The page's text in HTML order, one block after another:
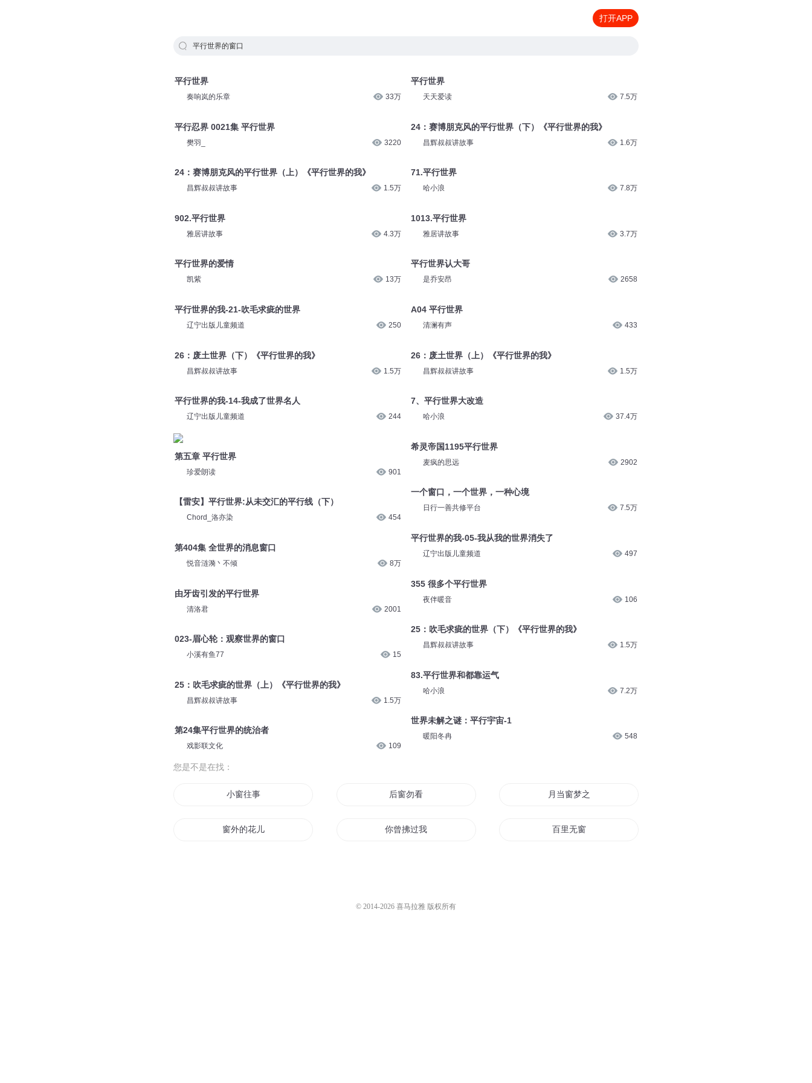
打开APP
平行世界的窗口
平行世界
奏响岚的乐章 33万
平行忍界 0021集 平行世界
樊羽_ 3220
24：赛博朋克风的平行世界（上）《平行世界的我》
昌辉叔叔讲故事 1.5万
902.平行世界
雅居讲故事 4.3万
平行世界的爱情
凯紫 13万
平行世界的我-21-吹毛求疵的世界
辽宁出版儿童频道 250
26：废土世界（下）《平行世界的我》
昌辉叔叔讲故事 1.5万
平行世界的我-14-我成了世界名人
辽宁出版儿童频道 244
第五章 平行世界
珍爱朗读 901
【雷安】平行世界:从未交汇的平行线（下）
Chord_洛亦染 454
第404集 全世界的消息窗口
悦音涟漪丶不倾 8万
由牙齿引发的平行世界
清洛君 2001
023-眉心轮：观察世界的窗口
小溪有鱼77 15
25：吹毛求疵的世界（上）《平行世界的我》
昌辉叔叔讲故事 1.5万
第24集平行世界的统治者
戏影联文化 109
平行世界
天天爱读 7.5万
24：赛博朋克风的平行世界（下）《平行世界的我》
昌辉叔叔讲故事 1.6万
71.平行世界
哈小浪 7.8万
1013.平行世界
雅居讲故事 3.7万
平行世界认大哥
是乔安昂 2658
A04 平行世界
清澜有声 433
26：废土世界（上）《平行世界的我》
昌辉叔叔讲故事 1.5万
7、平行世界大改造
哈小浪 37.4万
希灵帝国1195平行世界
麦疯的思远 2902
一个窗口，一个世界，一种心境
日行一善共修平台 7.5万
平行世界的我-05-我从我的世界消失了
辽宁出版儿童频道 497
355 很多个平行世界
夜伴暖音 106
25：吹毛求疵的世界（下）《平行世界的我》
昌辉叔叔讲故事 1.5万
83.平行世界和都靠运气
哈小浪 7.2万
世界未解之谜：平行宇宙-1
暖阳冬冉 548
您是不是在找：
小窗往事 后窗勿看 月当窗梦之韵
窗外的花儿 你曾拂过我的窗 百里无窗
© 2014-2026 喜马拉雅 版权所有